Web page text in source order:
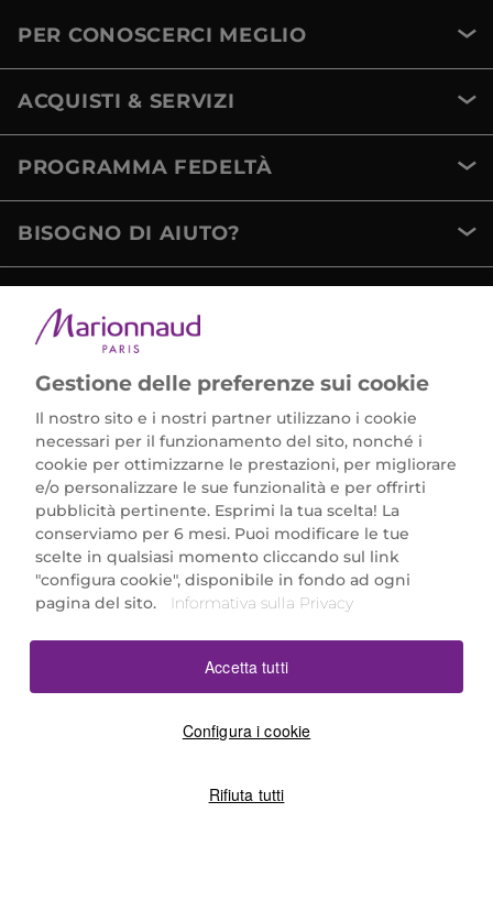
PER CONOSCERCI MEGLIO
ACQUISTI & SERVIZI
PROGRAMMA FEDELTÀ
BISOGNO DI AIUTO?
Marionnaud Parfumeries Italia S.r.l.
Largo Fiera Milano 5, 20017 Rho (MI)
REA Milano 1650024 con P.IVA 13425220152.
SCARICA LA NOSTRA APP
Gestione delle preferenze sui cookie
Il nostro sito e i nostri partner utilizzano i cookie
necessari per il funzionamento del sito, nonché i
cookie per ottimizzarne le prestazioni, per migliorare
e/o personalizzare le sue funzionalità e per offrirti
pubblicità pertinente. Esprimi la tua scelta! La
conserviamo per 6 mesi. Puoi modificare le tue
scelte in qualsiasi momento cliccando sul link
"configura cookie", disponibile in fondo ad ogni
pagina del sito.
Informativa sulla Privacy
Configura i cookie
Rifiuta tutti
Accetta tutti